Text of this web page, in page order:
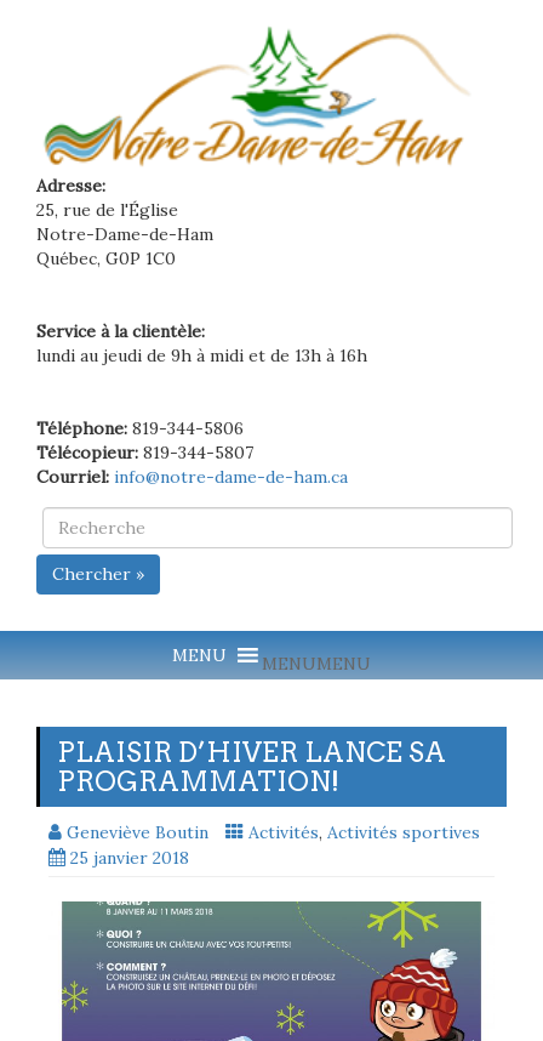
Adresse:
25, rue de l'Église
Notre-Dame-de-Ham
Québec, G0P 1C0
Service à la clientèle:
lundi au jeudi de 9h à midi et de 13h à 16h
Téléphone: 819-344-5806
Télécopieur: 819-344-5807
Courriel: info@notre-dame-de-ham.ca
Chercher »
MENUMENU
PLAISIR D’HIVER LANCE SA
PROGRAMMATION!
Geneviève Boutin Activités, Activités sportives
25 janvier 2018